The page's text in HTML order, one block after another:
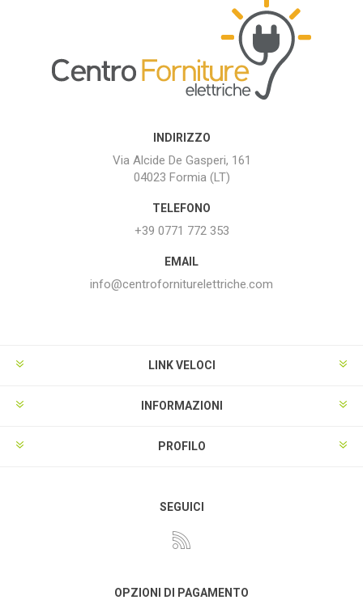
INDIRIZZO
Via Alcide De Gasperi, 161
04023 Formia (LT)
TELEFONO
+39 0771 772 353
EMAIL
info@centroforniturelettriche.com
LINK VELOCI
INFORMAZIONI
PROFILO
SEGUICI
OPZIONI DI PAGAMENTO